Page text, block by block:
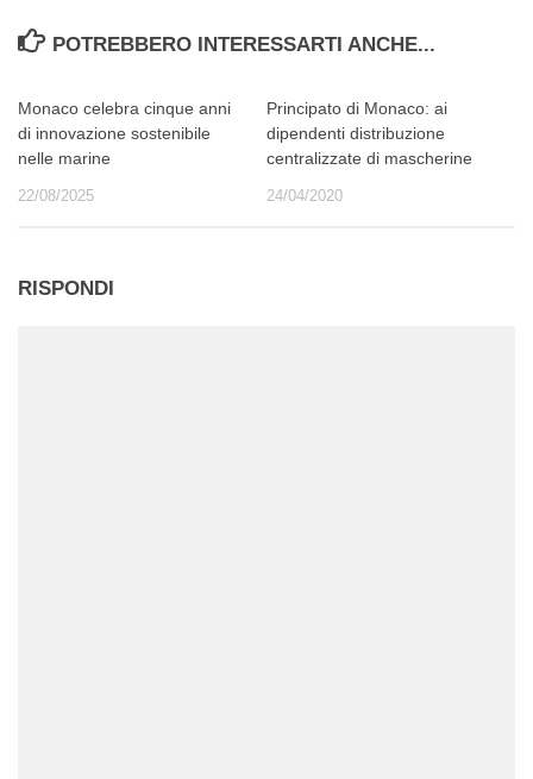
POTREBBERO INTERESSARTI ANCHE...
Monaco celebra cinque anni
di innovazione sostenibile
nelle marine
22/08/2025
Principato di Monaco: ai
dipendenti distribuzione
centralizzate di mascherine
24/04/2020
RISPONDI